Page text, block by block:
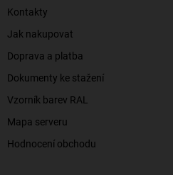
Kontakty
Jak nakupovat
Doprava a platba
Dokumenty ke stažení
Vzorník barev RAL
Mapa serveru
Hodnocení obchodu